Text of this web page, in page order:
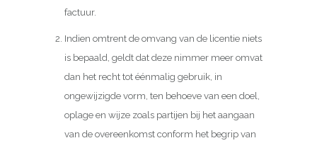
factuur.
Indien omtrent de omvang van de licentie niets
is bepaald, geldt dat deze nimmer meer omvat
dan het recht tot éénmalig gebruik, in
ongewijzigde vorm, ten behoeve van een doel,
oplage en wijze zoals partijen bij het aangaan
van de overeenkomst conform het begrip van